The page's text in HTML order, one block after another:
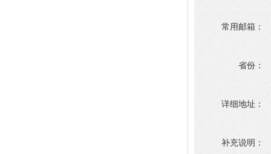
常用邮箱：
省份：
详细地址：
补充说明：